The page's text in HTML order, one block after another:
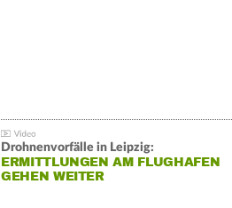
Drohnenvorfälle in Leipzig:
ERMITTLUNGEN AM FLUGHAFEN
GEHEN WEITER